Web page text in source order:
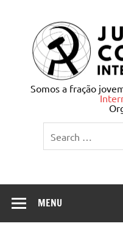
Somos a fração
MENU